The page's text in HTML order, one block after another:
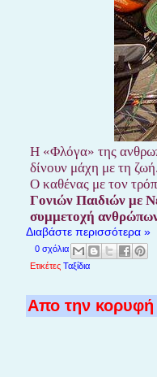
Η «Φλόγα» της
δίνουν μάχη με τη ζωή.
Ο καθένας με τον
Γονιών Παιδιών με
συμμετοχή
Διαβάστε περισσότερα »
0 σχόλια
Ετικέτες Ταξίδια
Απο την